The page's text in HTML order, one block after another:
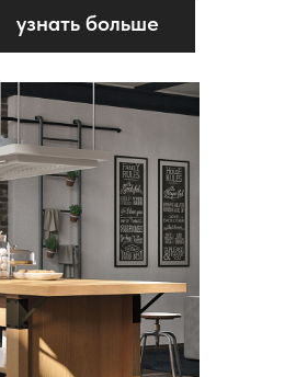
узнать больше